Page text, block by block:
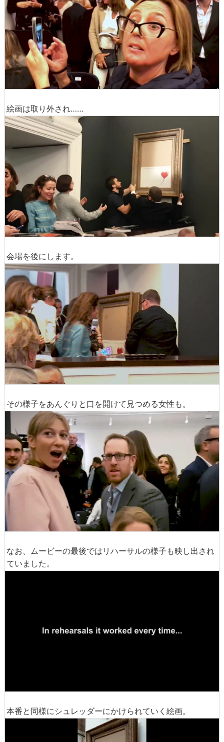
絵画は取り外され……
会場を後にします。
その様子をあんぐりと口を開けて見つめる女性も。
なお、ムービーの最後ではリハーサルの様子も映し出され
ていました。
本番と同様にシュレッダーにかけられていく絵画。